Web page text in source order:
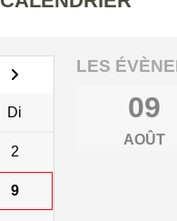
Di
2
9
LES
09
AOÛT